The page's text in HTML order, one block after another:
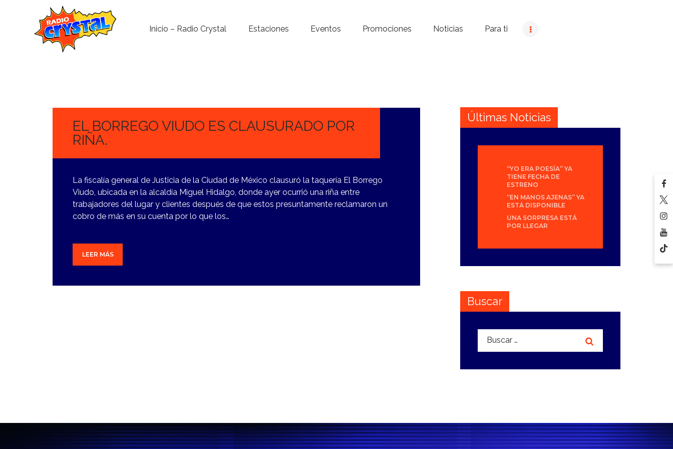
Inicio – Radio Crystal Estaciones Eventos Promociones Noticias Para ti
Noticias
Contacto
EL BORREGO VIUDO ES CLAUSURADO POR
RIÑA.
La fiscalía general de Justicia de la Ciudad de México clausuró la taquería El Borrego
Viudo, ubicada en la alcaldía Miguel Hidalgo, donde ayer ocurrió una riña entre
trabajadores del lugar y clientes después de que estos presuntamente reclamaron un
cobro de más en su cuenta por lo que los…
LEER MÁS
Últimas Noticias
“YO ERA POESÍA” YA
TIENE FECHA DE
ESTRENO
“EN MANOS AJENAS” YA
ESTÁ DISPONIBLE
UNA SORPRESA ESTÁ
POR LLEGAR
Buscar
Buscar: